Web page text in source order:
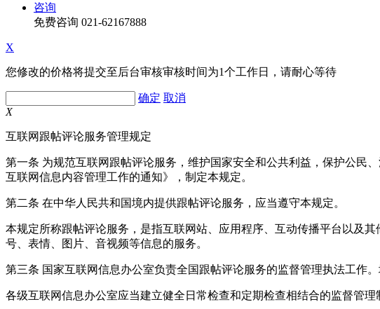
咨询
免费咨询 021-62167888
X
您修改的价格将提交至后台审核审核时间为1个工作日，请耐心等待
确定 取消
X
互联网跟帖评论服务管理规定
第一条 为规范互联网跟帖评论服务，维护国家安全和公共利益，保护公民
互联网信息内容管理工作的通知》，制定本规定。
第二条 在中华人民共和国境内提供跟帖评论服务，应当遵守本规定。
本规定所称跟帖评论服务，是指互联网站、应用程序、互动传播平台以及
号、表情、图片、音视频等信息的服务。
第三条 国家互联网信息办公室负责全国跟帖评论服务的监督管理执法工作
各级互联网信息办公室应当建立健全日常检查和定期检查相结合的监督管